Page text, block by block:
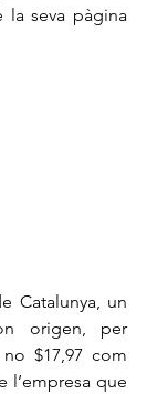
la seva pàgina
Catalunya, un
origen, per
$17,97 com
l’empresa que